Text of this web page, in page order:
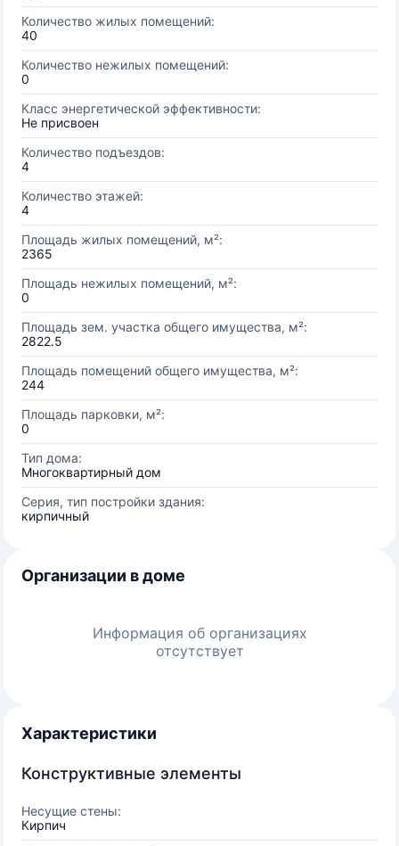
Количество жилых помещений:
40
Количество нежилых помещений:
0
Класс энергетической эффективности:
Не присвоен
Количество подъездов:
4
Количество этажей:
4
Площадь жилых помещений, м²:
2365
Площадь нежилых помещений, м²:
0
Площадь зем. участка общего имущества, м²:
2822.5
Площадь помещений общего имущества, м²:
244
Площадь парковки, м²:
0
Тип дома:
Многоквартирный дом
Серия, тип постройки здания:
кирпичный
Организации в доме
Информация об организациях
отсутствует
Характеристики
Конструктивные элементы
Несущие стены:
Кирпич